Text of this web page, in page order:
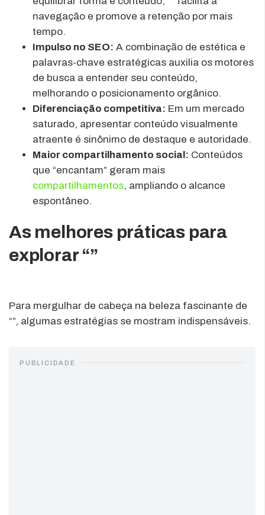
navegação e promove a retenção por mais
tempo.
Impulso no SEO: A combinação de estética e
palavras-chave estratégicas auxilia os motores
de busca a entender seu conteúdo,
melhorando o posicionamento orgânico.
Diferenciação competitiva: Em um mercado
saturado, apresentar conteúdo visualmente
atraente é sinônimo de destaque e autoridade.
Maior compartilhamento social: Conteúdos
que “encantam” geram mais
compartilhamentos, ampliando o alcance
espontâneo.
As melhores práticas para
explorar “”
Para mergulhar de cabeça na beleza fascinante de
“”, algumas estratégias se mostram indispensáveis.
PUBLICIDADE